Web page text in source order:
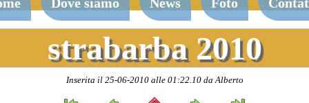
strabarba 2010
Inserita il 25-06-2010 alle 01:22.10 da Alberto